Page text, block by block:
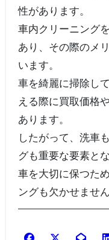
性があります。
車内クリーニング
あり、その際のメ
います。
車を綺麗に掃除し
える際に買取価格
あります。
したがって、洗車
グも重要な要素と
車を大切に保つた
ングも欠かせません